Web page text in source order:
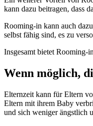
kann dazu beitragen, dass
Rooming-in kann auch
selbst fähig sind, es zu
Insgesamt bietet Rooming-
Wenn möglich,
Elternzeit kann für Eltern
Eltern mit ihrem Baby
und sich weniger ängstlich